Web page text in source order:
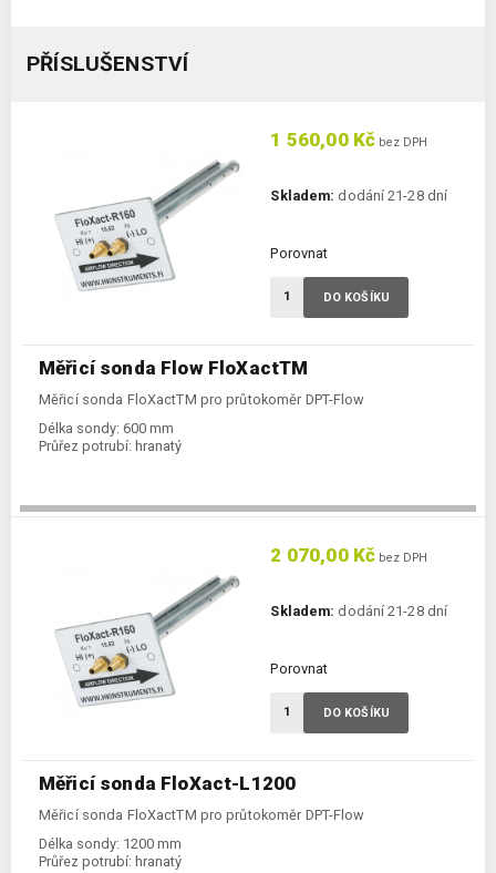
PŘÍSLUŠENSTVÍ
Měřicí sonda Flow FloXactTM
Měřicí sonda FloXactTM pro průtokoměr DPT-Flow
Délka sondy: 600 mm
Průřez potrubí: hranatý
1 560,00 Kč bez DPH
Skladem: dodání 21-28 dní
Porovnat
DO KOŠÍKU
Měřicí sonda FloXact-L1200
Měřicí sonda FloXactTM pro průtokoměr DPT-Flow
Délka sondy: 1200 mm
Průřez potrubí: hranatý
2 070,00 Kč bez DPH
Skladem: dodání 21-28 dní
Porovnat
DO KOŠÍKU